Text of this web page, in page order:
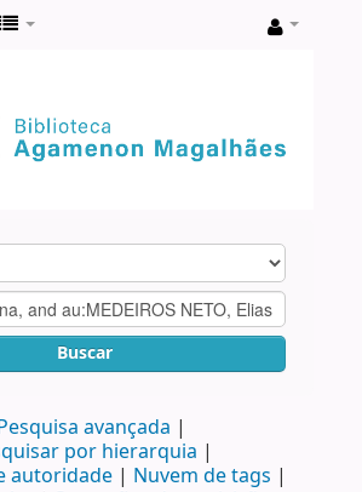
Buscar
avançada
por hierarquia
autoridade
Nuvem de tags